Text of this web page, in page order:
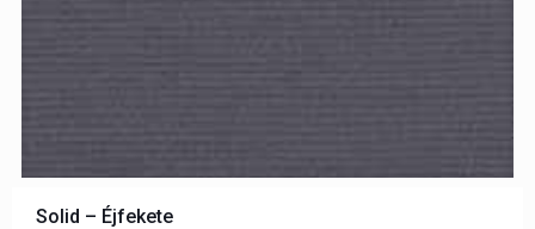
Solid – Éjfekete